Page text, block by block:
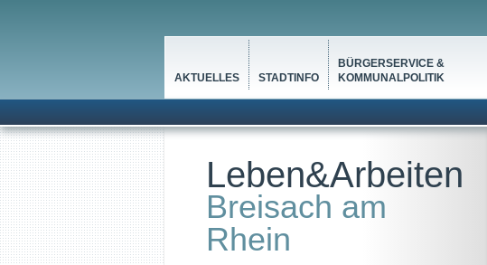
AKTUELLES STADTINFO
BÜRGERSERVICE &
KOMMUNALPOLITIK
Leben&Arbeiten
Breisach am
Rhein